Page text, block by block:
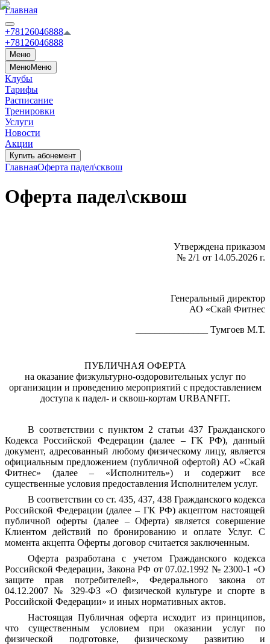
Главная
+78126046888
+78126046888
Меню
МенюМеню
Клубы
Тарифы
Расписание
Тренировки
Услуги
Новости
Акции
Купить абонемент
ГлавнаяОферта падел\сквош
Оферта падел\сквош
Утверждена приказом
№ 2/1 от 14.05.2026 г.
Генеральный директор
АО «Скай Фитнес
_______________ Тумгоев М.Т.
ПУБЛИЧНАЯ ОФЕРТА
на оказание физкультурно-оздоровительных услуг по
организации и проведению мероприятий с предоставлением
доступа к падел- и сквош-кортам URBANFIT.
В соответствии с пунктом 2 статьи 437 Гражданского
Кодекса Российской Федерации (далее – ГК РФ), данный
документ, адресованный любому физическому лицу, является
официальным предложением (публичной офертой) АО «Скай
Фитнес» (далее – «Исполнитель») и содержит все
существенные условия предоставления Исполнителем услуг.
В соответствии со ст. 435, 437, 438 Гражданского кодекса
Российской Федерации (далее – ГК РФ) акцептом настоящей
публичной оферты (далее – Оферта) является совершение
Клиентом действий по бронированию и оплате Услуг. С
момента акцепта Оферты договор считается заключенным.
Оферта разработана с учетом Гражданского кодекса
Российской Федерации, Закона РФ от 07.02.1992 № 2300-1 «О
защите прав потребителей», Федерального закона от
04.12.2007 № 329-ФЗ «О физической культуре и спорте в
Российской Федерации» и иных нормативных актов.
Настоящая Публичная оферта исходит из принципов,
что существенным условием при оказании услуг по
физической подготовке, физическому развитию и